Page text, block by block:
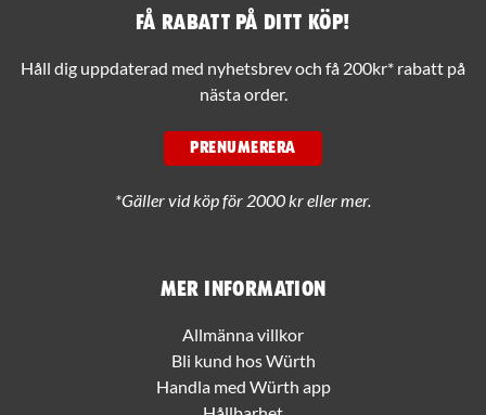
Mer information
Allmänna villkor
Bli kund hos Würth
Handla med Würth app
Få rabatt på ditt köp!
Håll dig uppdaterad med nyhetsbrev och få 200kr* rabatt på
nästa order.
PRENUMERERA
*Gäller vid köp för 2000 kr eller mer.